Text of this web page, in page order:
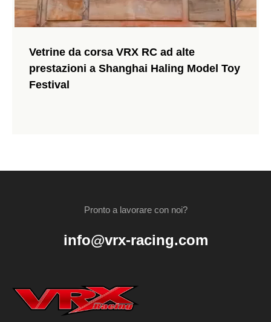
VRX SMASH RH1066 Unboxing: un'immersione
profonda nel Monster Truck senza spazzole ad
Vetrine da corsa VRX RC ad alte
prestazioni a Shanghai Haling Model Toy
Festival
Pronto a lavorare con noi?
info@vrx-racing.com